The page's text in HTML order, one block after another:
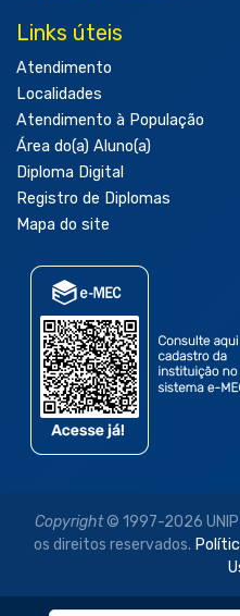
Links úteis
Atendimento
Localidades
Atendimento à População
Área do(a) Aluno(a)
Diploma Digital
Registro de Diplomas
Mapa do site
Copyright© 1997-2026 UNIP
os direitos reservados.